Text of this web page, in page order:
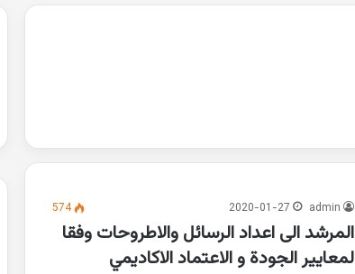
admin
2020-01-27
574
المرشد الى اعداد الرسائل والاطروحات وفقا
لمعايير الجودة و الاعتماد الاكاديمي